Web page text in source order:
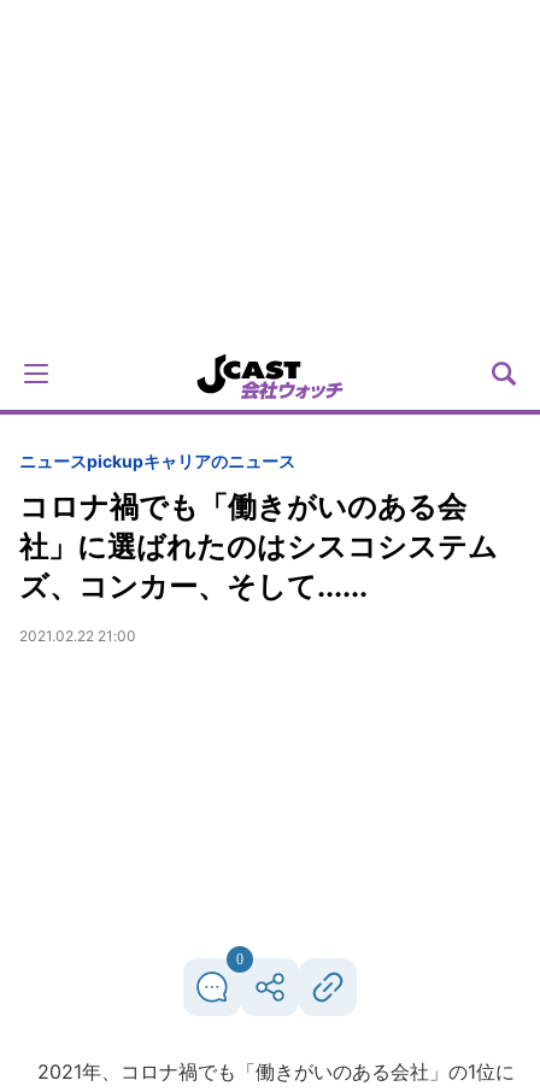
ニュースpickupキャリアのニュース
コロナ禍でも「働きがいのある会
社」に選ばれたのはシスコシステム
ズ、コンカー、そして......
2021.02.22 21:00
0
2021年、コロナ禍でも「働きがいのある会社」の1位に